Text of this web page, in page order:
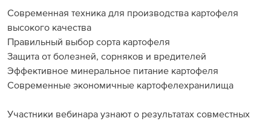
Современная техника для производства картофеля
высокого качества
Правильный выбор сорта картофеля
Защита от болезней, сорняков и вредителей
Эффективное минеральное питание картофеля
Современные экономичные картофелехранилища
Участники вебинара узнают о результатах совместных